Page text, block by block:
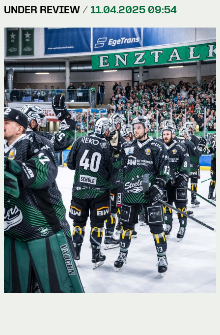
UNDER REVIEW / 11.04.2025 09:54